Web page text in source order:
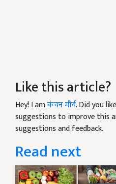
Like this article?
Hey! I amकंचन मौर्य. Did you
suggestions to improve this
suggestions and feedback.
Read next